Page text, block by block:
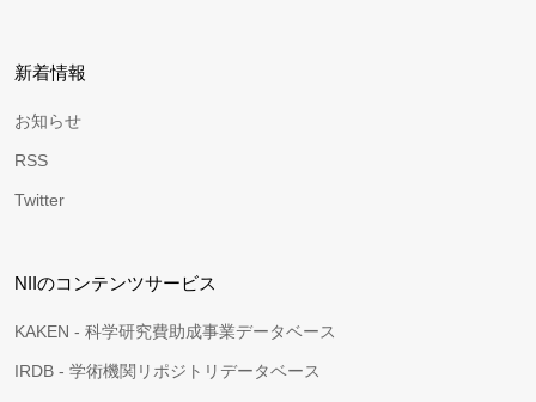
新着情報
お知らせ
RSS
Twitter
NIIのコンテンツサービス
KAKEN - 科学研究費助成事業データベース
IRDB - 学術機関リポジトリデータベース